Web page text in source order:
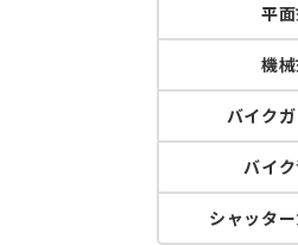
形態：平置き
月極駐車場
平
機
バイク
バイ
シャッタ